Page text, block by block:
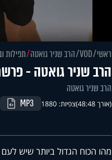
ראשי VOD הרב שניר גואטה תפילות
הרב שניר גואטה -
הרב שניר גואטה
(אורך 48:48) צפיות: 1880 MP3
מהו הכוח הגדול ביותר שיש